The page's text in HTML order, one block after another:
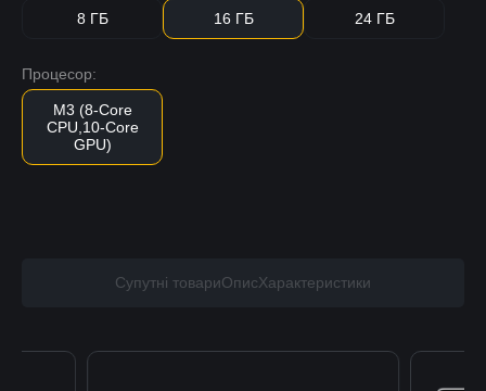
8 ГБ 16 ГБ 24 ГБ
Процесор:
M3 (8-Core
CPU,10-Core
GPU)
Супутні товариОписХарактеристики